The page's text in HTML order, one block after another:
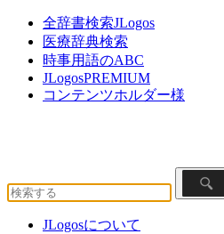
全辞書検索JLogos
医療辞典検索
時事用語のABC
JLogosPREMIUM
コンテンツホルダー様
JLogosについて